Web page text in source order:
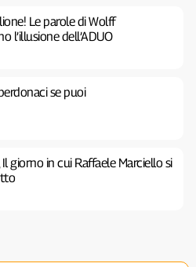
Le parole di Wolff
l’illusione dell’ADUO
se puoi
Il giorno in cui Raffaele Marciello si